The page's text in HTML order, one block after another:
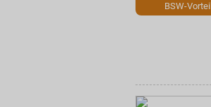
BSW-Vorteil